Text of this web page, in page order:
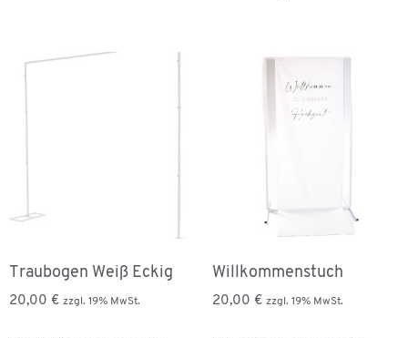
Traubogen Weiß Eckig
20,00 € zzgl. 19% MwSt.
Willkommenstuch
20,00 € zzgl. 19% MwSt.